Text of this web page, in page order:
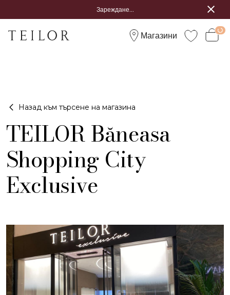
Зареждане...
Магазини
Назад към търсене на магазина
TEILOR Băneasa
Shopping City
Exclusive